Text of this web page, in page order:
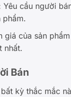
Yêu cầu người
phẩm.
giá của sản
nhất.
Bán
kỳ thắc mắc